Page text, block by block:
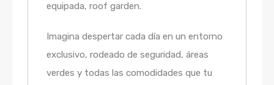
equipada, roof garden.
Imagina despertar cada día en un entorno
exclusivo, rodeado de seguridad, áreas
verdes y todas las comodidades que tu